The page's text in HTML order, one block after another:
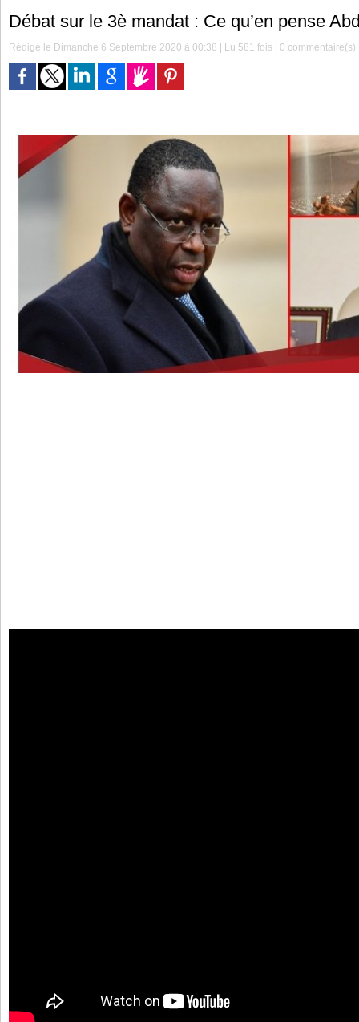
Débat sur le 3è mandat : Ce qu’en pense
Rédigé le Dimanche 6 Septembre 2020 à 00:38 | Lu 581 fois |0 commentaire(s)